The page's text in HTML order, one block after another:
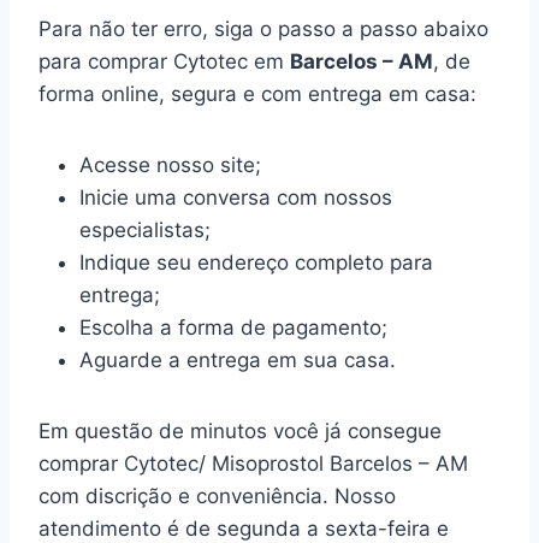
Para não ter erro, siga o passo a passo abaixo
para comprar Cytotec em Barcelos – AM, de
forma online, segura e com entrega em casa:
Acesse nosso site;
Inicie uma conversa com nossos
especialistas;
Indique seu endereço completo para
entrega;
Escolha a forma de pagamento;
Aguarde a entrega em sua casa.
Em questão de minutos você já consegue
comprar Cytotec/ Misoprostol Barcelos – AM
com discrição e conveniência. Nosso
atendimento é de segunda a sexta-feira e